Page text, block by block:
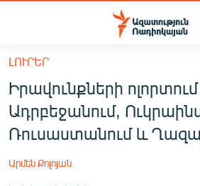
Մատչելիության
հիմնական
բովանդակությանը
Անցնել
հիմնական
մենյուին
ՀԱՅԱՍՏԱՆ
ՔԱՂԱՔԱԿԱՆ
ԼՈՒՐԵՐ
Իրավունքների
Ադրբեջանում,
Ռուսաստանում և
Արմեն Քոլոյան